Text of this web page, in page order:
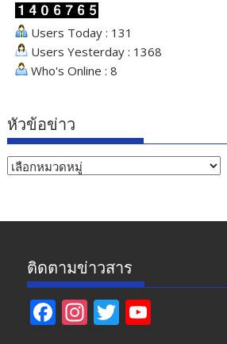
Users Today : 131
Users Yesterday : 1368
Who's Online : 8
หัวข้อข่าว
หัวข้อ
ติดตามข่าวสาร
F In T